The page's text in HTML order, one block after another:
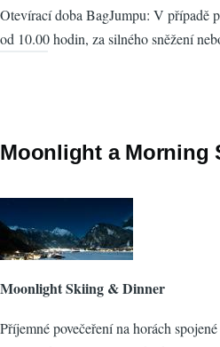
Otevírací doba BagJumpu: V případě
od 10.00 hodin, za silného sněžení
Moonlight a Morning
Moonlight Skiing & Dinner
Příjemné povečeření na horách